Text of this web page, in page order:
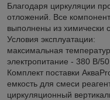
Благодаря циркуляции
отложений. Все
выполнены из химически
Условия эксплуатации:
максимальная
электропитание - 380 В/50
Комплект поставки
емкость для смеси
циркуляционный